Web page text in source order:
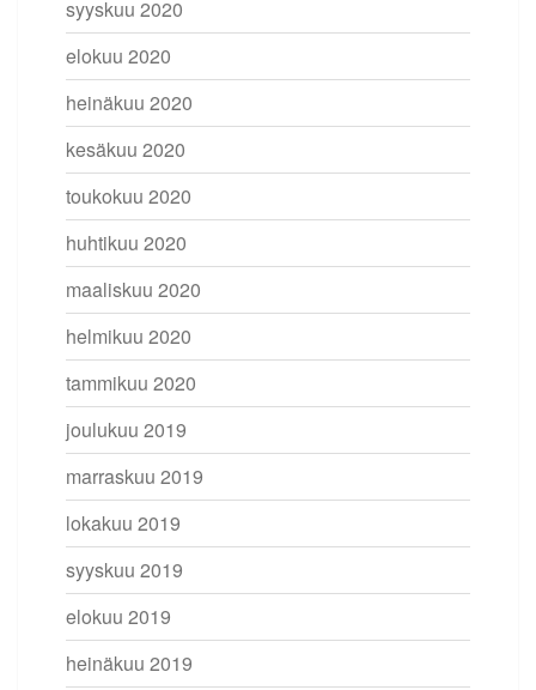
syyskuu 2020
elokuu 2020
heinäkuu 2020
kesäkuu 2020
toukokuu 2020
huhtikuu 2020
maaliskuu 2020
helmikuu 2020
tammikuu 2020
joulukuu 2019
marraskuu 2019
lokakuu 2019
syyskuu 2019
elokuu 2019
heinäkuu 2019